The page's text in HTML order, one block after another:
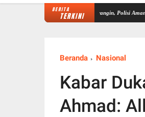
BERITA
TERKINI
Global Geopark Merangin, Polisi Amankan
Beranda Nasional
Kabar
Ahmad: